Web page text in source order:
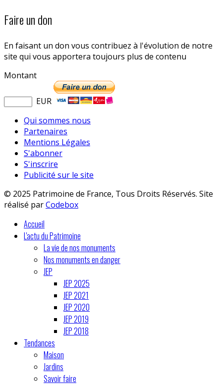
Faire un don
En faisant un don vous contribuez à l'évolution de notre
site qui vous apportera toujours plus de contenu
Montant
EUR
Qui sommes nous
Partenaires
Mentions Légales
S'abonner
S'inscrire
Publicité sur le site
© 2025 Patrimoine de France, Tous Droits Réservés. Site
réalisé parCodebox
Accueil
L'actu du Patrimoine
La vie de nos monuments
Nos monuments en danger
JEP
JEP 2025
JEP 2021
JEP 2020
JEP 2019
JEP 2018
Tendances
Maison
Jardins
Savoir faire